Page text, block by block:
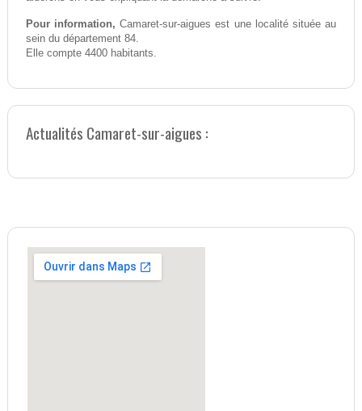
Pour information, Camaret-sur-aigues est une localité située au
sein du département 84.
Elle compte 4400 habitants.
Actualités Camaret-sur-aigues :